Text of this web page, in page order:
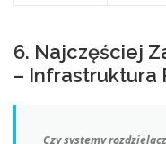
6. Najczęściej
– Infrastruktura
Czy systemy